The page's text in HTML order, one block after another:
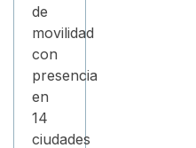
de
movilidad
con
presencia
en
14
ciudades